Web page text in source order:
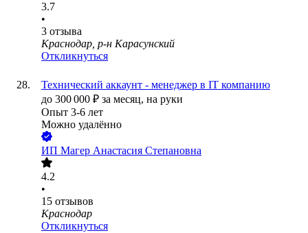
3.7
•
3 отзыва
Краснодар, р-н Карасунский
Откликнуться
Технический аккаунт - менеджер в IT компанию
до 300 000 ₽ за месяц, на руки
Опыт 3-6 лет
Можно удалённо
ИП Магер Анастасия Степановна
4.2
•
15 отзывов
Краснодар
Откликнуться